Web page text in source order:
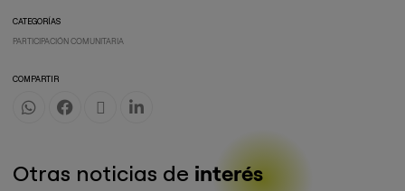
CATEGORÍAS
PARTICIPACIÓN COMUNITARIA
COMPARTIR
Otras noticias de interés